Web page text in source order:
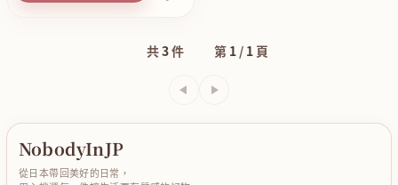
共3件 第 1 / 1 頁
上一頁下一頁
NobodyInJP
從日本帶回美好的日常，